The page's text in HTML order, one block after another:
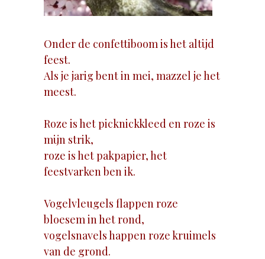
Onder de confettiboom is het altijd
feest.
Als je jarig bent in mei, mazzel je het
meest.
Roze is het picknickkleed en roze is
mijn strik,
roze is het pakpapier, het
feestvarken ben ik.
Vogelvleugels flappen roze
bloesem in het rond,
vogelsnavels happen roze kruimels
van de grond.